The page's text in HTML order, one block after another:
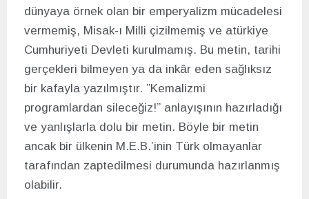
dünyaya örnek olan bir emperyalizm mücadelesi
vermemiş, Misak-ı Milli çizilmemiş ve atürkiye
Cumhuriyeti Devleti kurulmamış. Bu metin, tarihi
gerçekleri bilmeyen ya da inkâr eden sağlıksız
bir kafayla yazılmıştır. ”Kemalizmi
programlardan sileceğiz!” anlayışının hazırladığı
ve yanlışlarla dolu bir metin. Böyle bir metin
ancak bir ülkenin M.E.B.’inin Türk olmayanlar
tarafından zaptedilmesi durumunda hazırlanmış
olabilir.